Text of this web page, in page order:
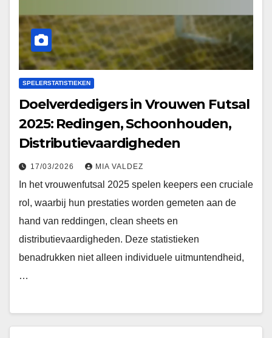
SPELERSTATISTIEKEN
Doelverdedigers in Vrouwen Futsal
2025: Redingen, Schoonhouden,
Distributievaardigheden
17/03/2026 MIA VALDEZ
In het vrouwenfutsal 2025 spelen keepers een cruciale
rol, waarbij hun prestaties worden gemeten aan de
hand van reddingen, clean sheets en
distributievaardigheden. Deze statistieken
benadrukken niet alleen individuele uitmuntendheid,
…